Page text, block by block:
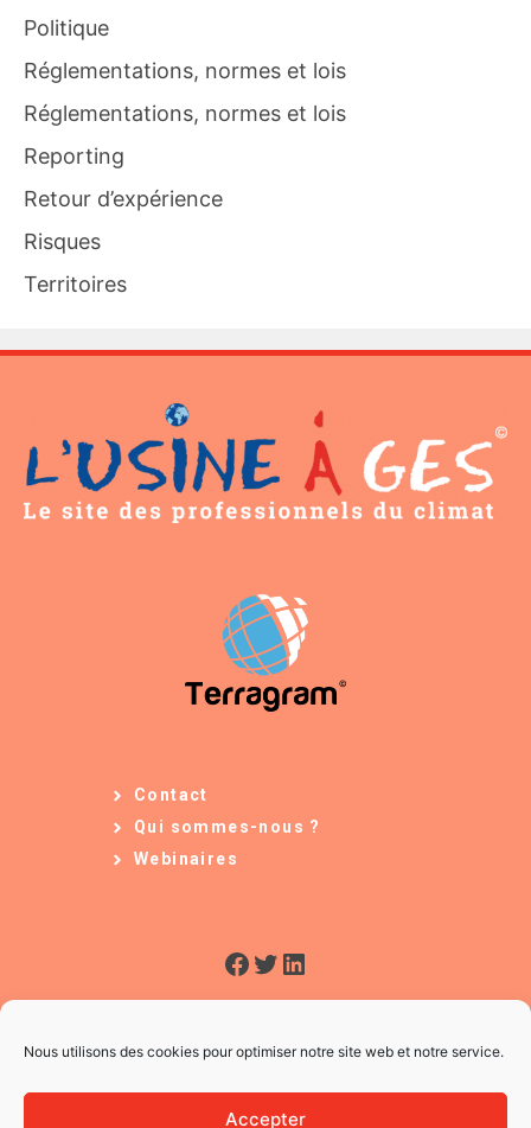
Nous utilisons des cookies pour optimiser notre site web et notre service.
Accepter
Politique
Réglementations, normes et lois
Réglementations, normes et lois
Reporting
Retour d’expérience
Risques
Territoires
Contact
Qui sommes-nous ?
Webinaires
Facebook
Twitter
LinkedIn